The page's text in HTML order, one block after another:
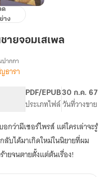
ด
าง
ายจอมเสเพล
ง
เกิด
คุณชาย
ม
พล
ากกา
ธารา
นื้อหา
PDF/EPUB
ประเภทไฟล์
30 ก.ค. 67
วันที่วางขาย
กว่ามีเซอร์ไพรส์ แต่ใครเล่าจะรู้
ลับได้มาเกิดใหม่ในนิยายที่ผม
ายจนตายตั้งแต่ต้นเรื่อง!